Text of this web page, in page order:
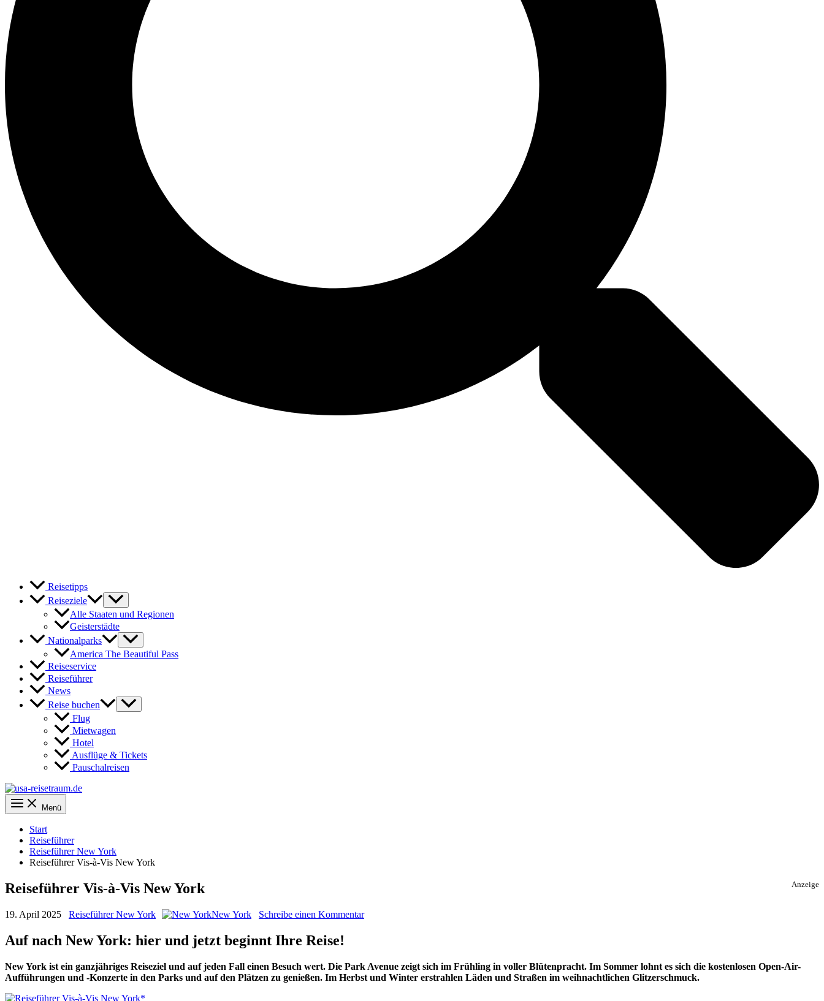
Reisetipps
Reiseziele
Alle Staaten und Regionen
Geisterstädte
Nationalparks
America The Beautiful Pass
Reiseservice
Reiseführer
News
Reise buchen
Flug
Mietwagen
Hotel
Ausflüge & Tickets
Pauschalreisen
Menü
Start
Reiseführer
Reiseführer New York
Reiseführer Vis-à-Vis New York
Anzeige
Reiseführer Vis-à-Vis New York
19. April 2025 Reiseführer New York New York Schreibe einen Kommentar
Auf nach New York: hier und jetzt beginnt Ihre Reise!
New York ist ein ganzjähriges Reiseziel und auf jeden Fall einen Besuch wert. Die Park Avenue zeigt sich im Frühling in voller Blütenpracht. Im Sommer lohnt es sich die kostenlosen Open-Air-
Aufführungen und -Konzerte in den Parks und auf den Plätzen zu genießen. Im Herbst und Winter erstrahlen Läden und Straßen im weihnachtlichen Glitzerschmuck.